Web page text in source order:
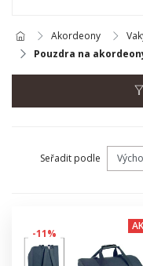
Akordeony
Pouzdra na
Seřadit podle
-11%